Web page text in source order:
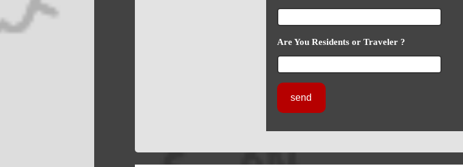
Are You Residents or Traveler ?